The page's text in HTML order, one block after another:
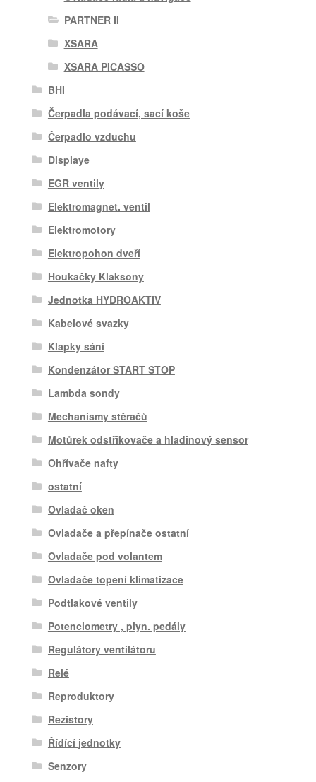
PARTNER II
XSARA
XSARA PICASSO
BHI
Čerpadla podávací, sací koše
Čerpadlo vzduchu
Displaye
EGR ventily
Elektromagnet. ventil
Elektromotory
Elektropohon dveří
Houkačky Klaksony
Jednotka HYDROAKTIV
Kabelové svazky
Klapky sání
Kondenzátor START STOP
Lambda sondy
Mechanismy stěračů
Motůrek odstřikovače a hladinový sensor
Ohřívače nafty
ostatní
Ovladač oken
Ovladače a přepínače ostatní
Ovladače pod volantem
Ovladače topení klimatizace
Podtlakové ventily
Potenciometry , plyn. pedály
Regulátory ventilátoru
Relé
Reproduktory
Rezistory
Řídící jednotky
Senzory